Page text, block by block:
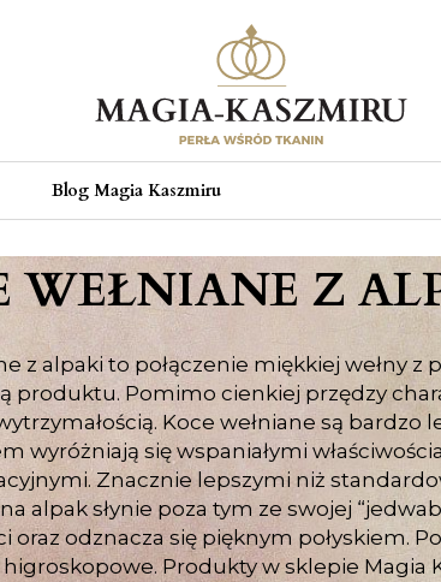
Blog Magia Kaszmiru
WEŁNIANE Z
z alpaki to połączenie miękkiej wełny z
produktu. Pomimo cienkiej przędzy
Koce wełniane są bardzo
wyróżniają się wspaniałymi
Znacznie lepszymi niż
alpak słynie poza tym ze swojej
oraz odznacza się pięknym połyskiem.
higroskopowe. Produkty w sklepie Magia